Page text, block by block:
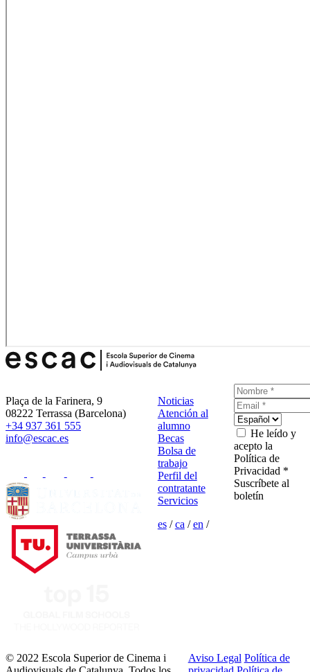
Plaça de la Farinera, 9
08222 Terrassa (Barcelona)
+34 937 361 555
info@escac.es
Noticias
Atención al
alumno
Becas
Bolsa de
trabajo
Perfil del
contratante
Servicios
es/ca /en /
He leído y
acepto la
Política de
Privacidad *
Suscríbete al
boletín
© 2022 Escola Superior de Cinema i
Aviso Legal Política de